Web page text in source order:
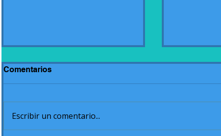
Comentarios
Escribir un comentario...